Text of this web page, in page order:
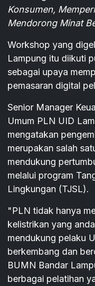
Konsumen,
Mendorong Minat
Workshop yang
Lampung itu diikuti
sebagai upaya
pemasaran digital
Senior Manager
Umum PLN UID
mengatakan
merupakan salah
mendukung
melalui program
Lingkungan (TJSL).
"PLN tidak hanya
kelistrikan yang
mendukung pelaku
berkembang dan
BUMN Bandar
berbagai pelatihan